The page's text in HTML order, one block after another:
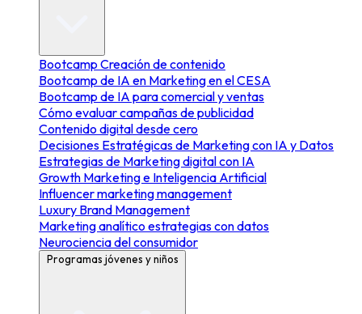
Bootcamp Creación de contenido
Bootcamp de IA en Marketing en el CESA
Bootcamp de IA para comercial y ventas
Cómo evaluar campañas de publicidad
Contenido digital desde cero
Decisiones Estratégicas de Marketing con IA y Datos
Estrategias de Marketing digital con IA
Growth Marketing e Inteligencia Artificial
Influencer marketing management
Luxury Brand Management
Marketing analítico estrategias con datos
Neurociencia del consumidor
Programas jóvenes y niños